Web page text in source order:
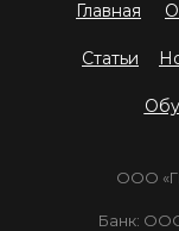
ООО
Банк: ООО
Статьи
Главная